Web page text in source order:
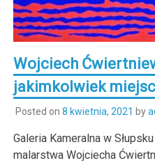
Wojciech
jakimkolwiek
Posted on 8 kwietnia, 2021 by
Galeria Kameralna w
malarstwa Wojciecha